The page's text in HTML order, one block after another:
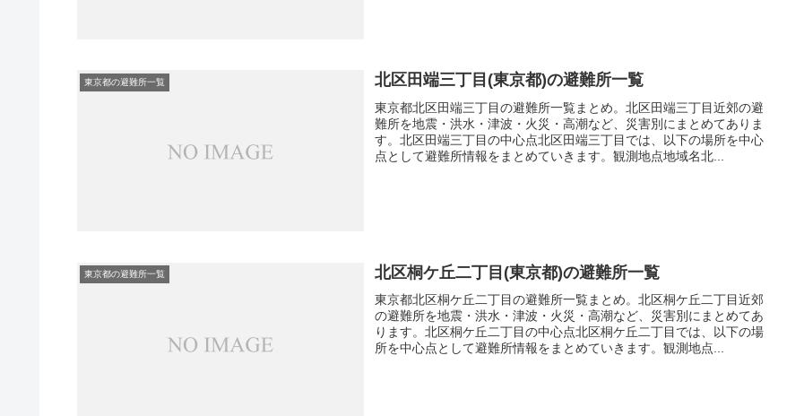
東京都の避難所一覧 北区田端三丁目(東京都)の避難所一覧
東京都北区田端三丁目の避難所一覧まとめ。北区田端三丁目近郊の避
難所を地震・洪水・津波・火災・高潮など、災害別にまとめてありま
す。北区田端三丁目の中心点北区田端三丁目では、以下の場所を中心
点として避難所情報をまとめていきます。観測地点地域名北...
東京都の避難所一覧 北区桐ケ丘二丁目(東京都)の避難所一覧
東京都北区桐ケ丘二丁目の避難所一覧まとめ。北区桐ケ丘二丁目近郊
の避難所を地震・洪水・津波・火災・高潮など、災害別にまとめてあ
ります。北区桐ケ丘二丁目の中心点北区桐ケ丘二丁目では、以下の場
所を中心点として避難所情報をまとめていきます。観測地点...